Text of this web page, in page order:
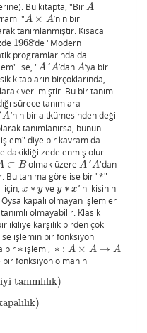
Bu kitapta, "Bir A
A
"A × A
A× A
’nın bir
tanımlanmıştır. Kısaca
1968
1968’de "Modern
programlarında da
ise, "A ´A
A´A ’danA
A’ya bir
kitapların birçoklarında,
verilmiştir. Bu bir tanım
sürece tanımlara
´A
A ’nın bir altkümesinden değil
tanımlanırsa, bunun
işlem" diye bir kavram da
dakikliği zedelenmiş olur.
⊂ B
⊂B olmak üzere A´A
A´A 'dan
Bu tanıma göre ise bir "*"
için, x ∗ y
x∗y vey ∗ x
y∗x ’in ikisinin
kapalı olmayan işlemler
olmayabilir. Klasik
ikiliye karşılık birden çok
işlemin bir fonksiyon
bir ∗
∗işlemi, ∗ : A × A → A
∗ :A×A→ A
fonksiyon olmanın
tanımlılık)